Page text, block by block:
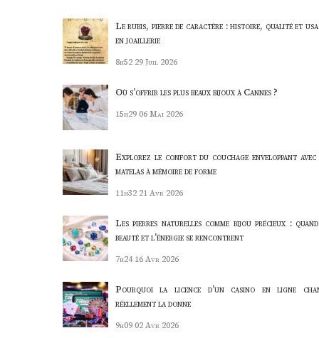
Le rubis, pierre de caractère : histoire, qualité et
en joaillerie
8h52 29 Juil 2026
Où s’offrir les plus beaux bijoux à Cannes ?
15h29 06 Mai 2026
Explorez le confort du couchage enveloppant avec
matelas à mémoire de forme
11h32 21 Avr 2026
Les pierres naturelles comme bijou précieux :
beauté et l’énergie se rencontrent
7h24 16 Avr 2026
Pourquoi la licence d’un casino en ligne
réellement la donne
9h09 02 Avr 2026